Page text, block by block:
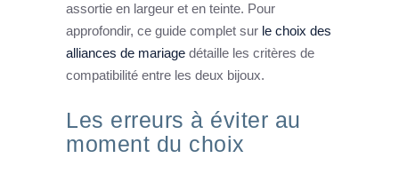
assortie en largeur et en teinte. Pour
approfondir, ce guide complet sur le choix des
alliances de mariage détaille les critères de
compatibilité entre les deux bijoux.
Les erreurs à éviter au
moment du choix